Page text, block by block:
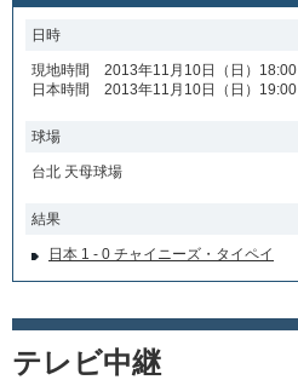
日時
現地時間 2013年11月10日（日）18:00
日本時間 2013年11月10日（日）19:00
球場
台北 天母球場
結果
日本 1 - 0 チャイニーズ・タイペイ
テレビ中継